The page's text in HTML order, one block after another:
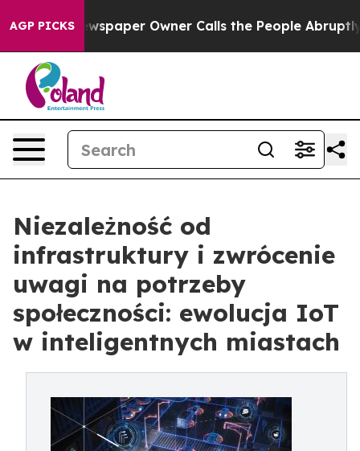
AGP PICKSOwner Calls the People Abruptly Laid off
Niezależność od
infrastruktury i zwrócenie
uwagi na potrzeby
społeczności: ewolucja IoT
w inteligentnych miastach